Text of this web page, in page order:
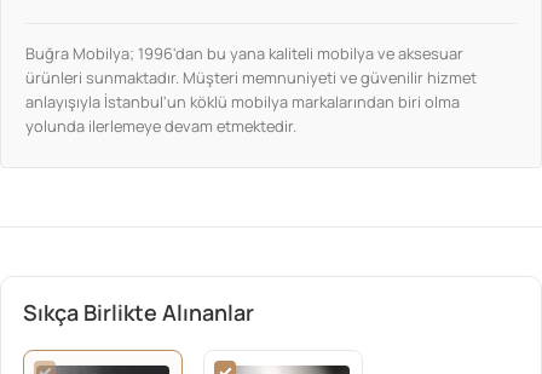
Buğra Mobilya; 1996'dan bu yana kaliteli mobilya ve aksesuar
ürünleri sunmaktadır. Müşteri memnuniyeti ve güvenilir hizmet
anlayışıyla İstanbul'un köklü mobilya markalarından biri olma
yolunda ilerlemeye devam etmektedir.
Sıkça Birlikte Alınanlar